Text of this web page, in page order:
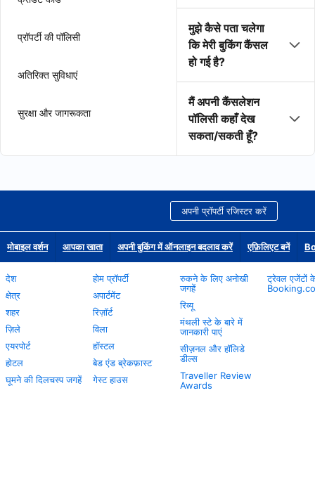
प्रॉपर्टी की पॉलिसी
अतिरिक्त सुविधाएं
सुरक्षा और जागरूकता
मुझे कैसे पता चलेगा
कि मेरी बुकिंग कैंसल
हो गई है?
मैं अपनी कैंसलेशन
पॉलिसी कहाँ देख
सकता/सकती हूँ?
अपनी प्रॉपर्टी रजिस्टर करें
मोबाइल वर्शन आपका खाता अपनी बुकिंग में ऑनलाइन बदलाव करें एफ़िलिएट बनें
देश
क्षेत्र
शहर
ज़िले
एयरपोर्ट
होटल
घूमने की दिलचस्प जगहें
होम प्रॉपर्टी
अपार्टमेंट
रिज़ॉर्ट
विला
हॉस्टल
बेड एंड ब्रेकफ़ास्ट
गेस्ट हाउस
रुकने के लिए अनोखी
जगहें
रिव्यू
मंथली स्टे के बारे में
जानकारी पाएं
सीज़नल और हॉलिडे
डील्स
Traveller Review
Awards
ट्रेवल एजेंटों